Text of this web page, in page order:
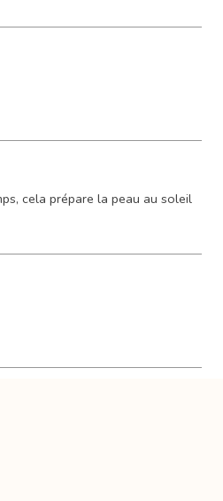
cela prépare la peau au soleil